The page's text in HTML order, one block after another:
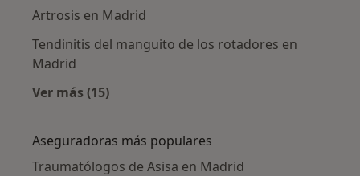
Artrosis en Madrid
Tendinitis del manguito de los rotadores en
Madrid
Ver más (15)
Aseguradoras más populares
Traumatólogos de Asisa en Madrid